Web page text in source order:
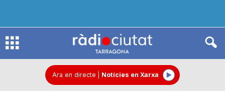
R
Ara en directe Notícies en Xarxa